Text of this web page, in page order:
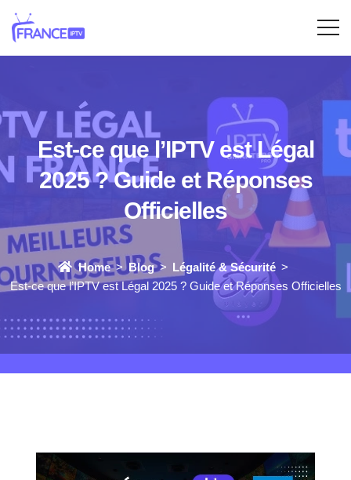
Est-ce que l’IPTV est Légal
2025 ? Guide et Réponses
Officielles
Home Blog
Légalité & Sécurité
Est-ce que l’IPTV est Légal 2025 ? Guide et Réponses Officielles